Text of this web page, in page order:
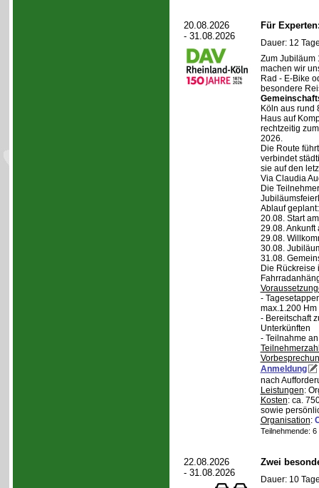
20.08.2026
- 31.08.2026
Für
Dauer: 12
Zum Jubiläum
machen wir
Rad - E-Bike
besondere
Köln aus rund
Haus auf
rechtzeitig
2026.
Die Route
verbindet
sie auf den
Via Claudia
Die
Ablauf geplant:
20.08. Start
29.08. Ankunft
29.08.
30.08.
31.08.
Die Rückreise
-
max.1.200 Hm
- Bereitschaft
Unterkünften
- Teilnahme
Anmeldung
nach
Leistungen:
Kosten: ca.
sowie
Organisation:
Teilnehmende:
22.08.2026
- 31.08.2026
Zwei
Dauer: 10